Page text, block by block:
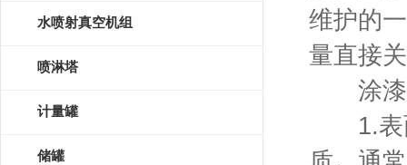
水喷射真空机组
喷淋塔
计量罐
储罐
维护的
量直接
涂漆
1.表面